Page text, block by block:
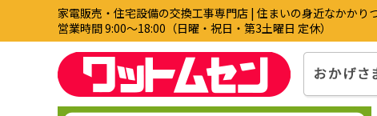
家電販売・住宅設備の交換工事専門店 | 住まいの身近なかかり
営業時間 9:00〜18:00（日曜・祝日・第3土曜日 定休）